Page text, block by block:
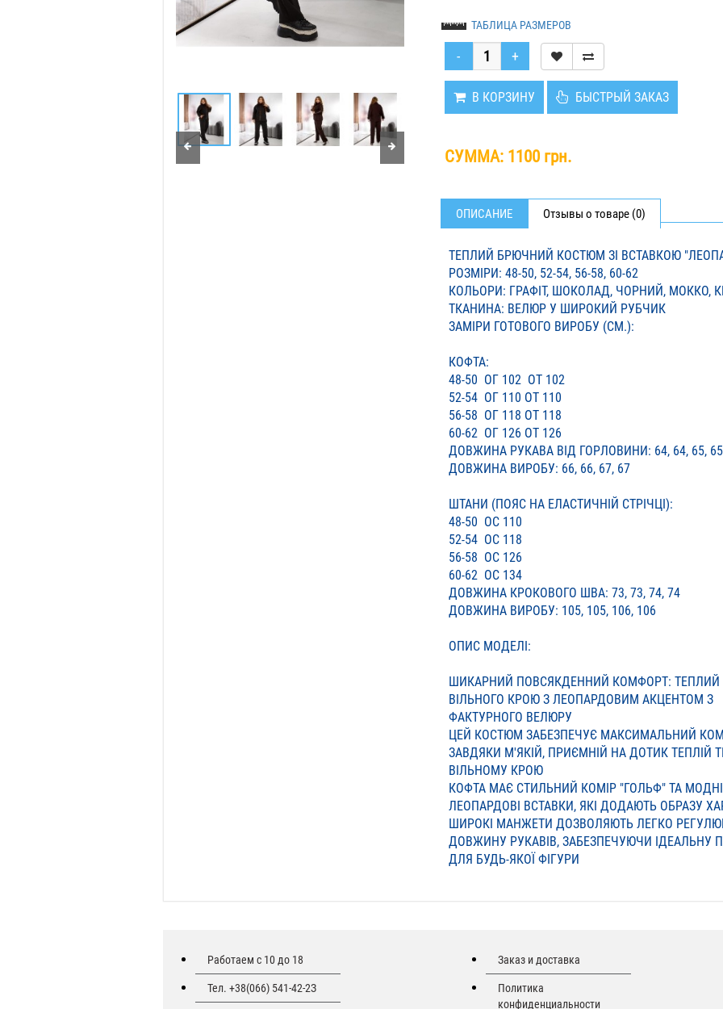
ТАБЛИЦА РАЗМЕРОВ
В КОРЗИНУ БЫСТРЫЙ ЗАКАЗ
СУММА: 1100 грн.
ОПИСАНИЕ Отзывы о товаре (0)
ТЕПЛИЙ БРЮЧНИЙ КОСТЮМ ЗІ ВСТАВКОЮ
РОЗМІРИ: 48-50, 52-54, 56-58, 60-62
КОЛЬОРИ: ГРАФІТ, ШОКОЛАД, ЧОРНИЙ, МОККО,
ТКАНИНА: ВЕЛЮР У ШИРОКИЙ РУБЧИК
ЗАМІРИ ГОТОВОГО ВИРОБУ (СМ.):
КОФТА:
48-50 ОГ 102 ОТ 102
52-54 ОГ 110 ОТ 110
56-58 ОГ 118 ОТ 118
60-62 ОГ 126 ОТ 126
ДОВЖИНА РУКАВА ВІД ГОРЛОВИНИ: 64, 64, 65, 65
ДОВЖИНА ВИРОБУ: 66, 66, 67, 67
ШТАНИ (ПОЯС НА ЕЛАСТИЧНІЙ СТРІЧЦІ):
48-50 ОС 110
52-54 ОС 118
56-58 ОС 126
60-62 ОС 134
ДОВЖИНА КРОКОВОГО ШВА: 73, 73, 74, 74
ДОВЖИНА ВИРОБУ: 105, 105, 106, 106
ОПИС МОДЕЛІ:
ШИКАРНИЙ ПОВСЯКДЕННИЙ КОМФОРТ:
ВІЛЬНОГО КРОЮ З ЛЕОПАРДОВИМ АКЦЕНТОМ З
ФАКТУРНОГО ВЕЛЮРУ
ЦЕЙ КОСТЮМ ЗАБЕЗПЕЧУЄ МАКСИМАЛЬНИЙ
ЗАВДЯКИ М'ЯКІЙ, ПРИЄМНІЙ НА ДОТИК ТЕПЛІЙ
ВІЛЬНОМУ КРОЮ
КОФТА МАЄ СТИЛЬНИЙ КОМІР "ГОЛЬФ" ТА МОДНІ
ЛЕОПАРДОВІ ВСТАВКИ, ЯКІ ДОДАЮТЬ ОБРАЗУ
ШИРОКІ МАНЖЕТИ ДОЗВОЛЯЮТЬ ЛЕГКО
ДОВЖИНУ РУКАВІВ, ЗАБЕЗПЕЧУЮЧИ ІДЕАЛЬНУ
ДЛЯ БУДЬ-ЯКОЇ ФІГУРИ
Работаем с 10 до 18
Тел. +38(066) 541-42-2З
Заказ и доставка
Политика
конфиденциальности